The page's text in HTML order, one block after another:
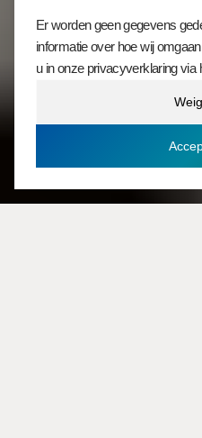
Ontdek
Er worden geen gegevens
informatie over hoe wij
u in onze privacyverklaring via